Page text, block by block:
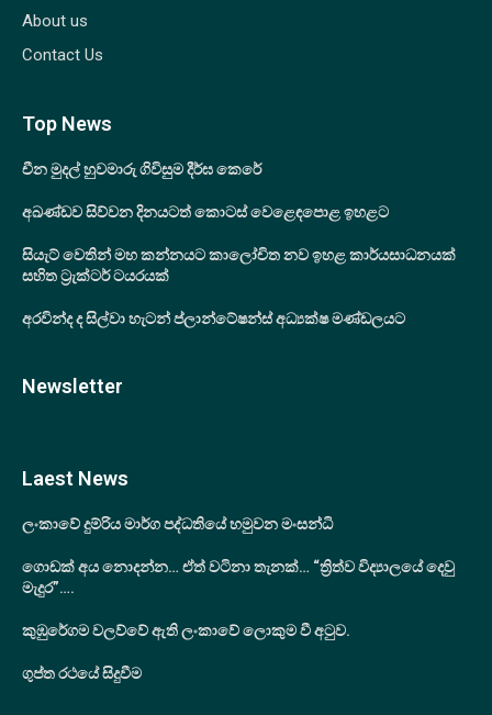
About us
Contact Us
Top News
චීන මුදල් හුවමාරු ගිවිසුම දීර්ඝ කෙරේ
අඛණ්ඩව සිව්වන දිනයටත් කොටස් වෙළෙඳපොළ ඉහළට
සියැට් වෙතින් මහ කන්නයට කාලෝචිත නව ඉහළ කාර්යසාධනයක්
සහිත ට්‍රැක්ටර් ටයරයක්
අරවින්ද ද සිල්වා හැටන් ප්ලාන්ටේෂන්ස් අධ්‍යක්ෂ මණ්ඩලයට
Newsletter
Laest News
ලංකාවේ දුම්රිය මාර්ග පද්ධතියේ හමුවන මංසන්ධි
ගොඩක් අය නොදන්න… ඒත් වටිනා තැනක්… “ත්‍රිත්ව විද්‍යාලයේ දෙවු
මැදුර”….
කුඹුරේගම වලව්වේ ඇති ලංකාවේ ලොකුම වී අටුව.
ගුප්ත රථයේ සිදුවීම